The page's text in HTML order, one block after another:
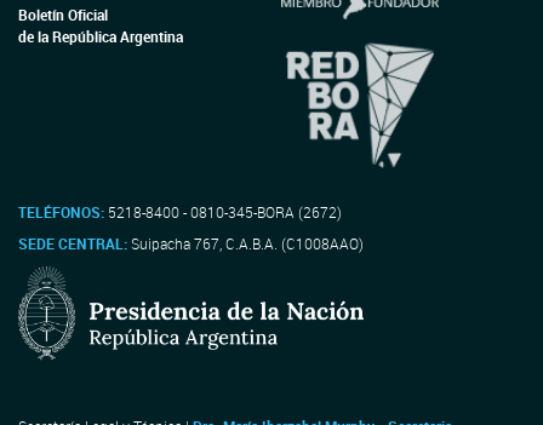
Boletín Oficial
de la República Argentina
TELÉFONOS: 5218-8400 - 0810-345-BORA (2672)
SEDE CENTRAL:Suipacha 767, C.A.B.A. (C1008AAO)